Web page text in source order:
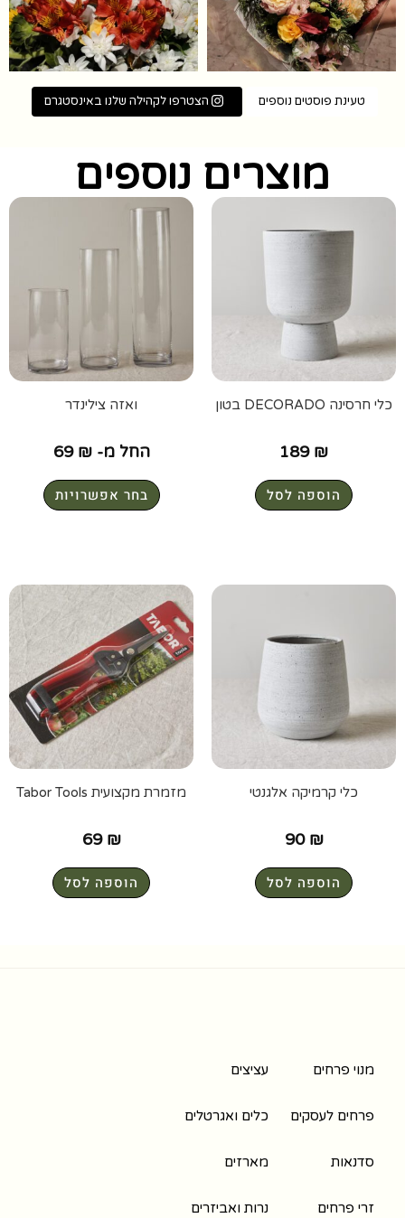
טעינת פוסטים נוספים הצטרפו לקהילה שלנו באינסטגרם
מוצרים נוספים
כלי חרסינה DECORADO בטון
189 ₪
הוספה לסל
ואזה צילינדר
החל מ- 69 ₪
בחר אפשרויות
כלי קרמיקה אלגנטי
90 ₪
הוספה לסל
מזמרת מקצועית Tabor Tools
69 ₪
הוספה לסל
מנוי פרחים
פרחים לעסקים
סדנאות
זרי פרחים
עציצים
כלים ואגרטלים
מארזים
נרות ואביזרים